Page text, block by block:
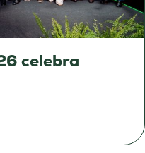
celebra